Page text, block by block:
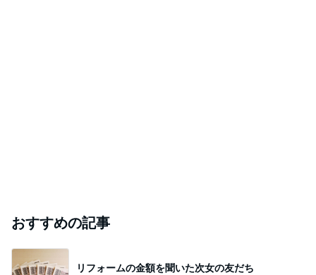
おすすめの記事
リフォームの金額を聞いた次女の友だち